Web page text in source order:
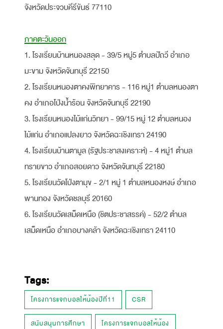
จังหวัดประจวบคีรีขันธ์ 77110
ภาคตะวันออก
1. โรงเรียนบ้านหนองสลุด - 39/5 หมู่5 ตำบลปัถวี อำเภอ
มะขาม จังหวัดจันทบุรี 22150
2. โรงเรียนหนองตาคงพิทยาคาร - 116 หมู่1 ตำบลหนองตา
คง อำเภอโป่งน้ำร้อน จังหวัดจันทบุรี 22190
3. โรงเรียนหนองไม้แก่นวิทยา - 99/15 หมู่ 12 ตำบลหนอง
ไม้แก่น อำเภอแปลงยาว จังหวัดฉะเชิงเทรา 24190
4. โรงเรียนบ้านตามูล (รัฐประชาสงเคราะห์) - 4 หมู่1 ตำบล
ทรายขาว อำเภอสอยดาว จังหวัดจันทบุรี 22180
5. โรงเรียนวัดโป่งตามุข - 2/1 หมู่ 1 ตำบลหนองหงษ์ อำเภอ
พานทอง จังหวัดชลบุรี 20160
6. โรงเรียนวัดเสม็ดเหนือ (ชิตประชาสรรค์) - 52/2 ตำบล
เสม็ดเหนือ อำเภอบางคล้า จังหวัดฉะเชิงเทรา 24110
Tags:
โครงการแจกบอลให้น้องปีที่11 CSR
สนับสนุนการศึกษา โครงการแจกบอลให้น้อง